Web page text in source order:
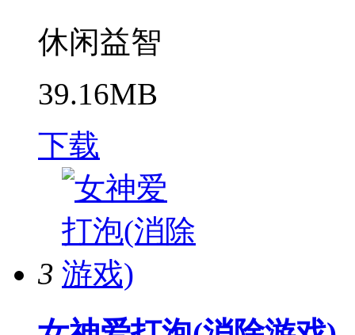
休闲益智
39.16MB
下载
3